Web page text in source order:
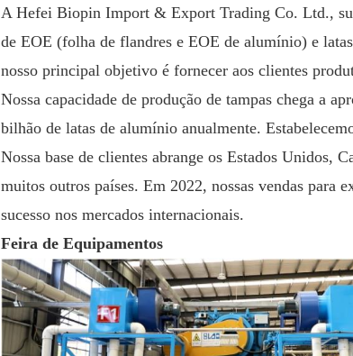
A Hefei Biopin Import & Export Trading Co. Ltd.,
de EOE (folha de flandres e EOE de alumínio) e
nosso principal objetivo é fornecer aos clientes
Nossa capacidade de produção de tampas chega a
bilhão de latas de alumínio anualmente.
Nossa base de clientes abrange os Estados Unidos,
muitos outros países. Em 2022, nossas vendas para
sucesso nos mercados internacionais.
Feira de Equipamentos